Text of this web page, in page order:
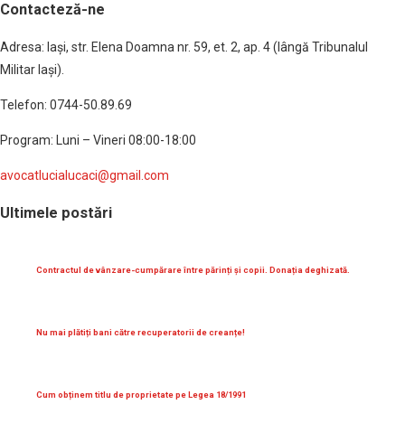
Contacteză-ne
Adresa: Iaşi, str. Elena Doamna nr. 59, et. 2, ap. 4 (lângă Tribunalul
Militar Iaşi).
Telefon: 0744-50.89.69
Program: Luni – Vineri 08:00-18:00
avocatlucialucaci@gmail.com
Ultimele postări
Contractul de vânzare-cumpărare între părinți și copii. Donația deghizată.
Nu mai plătiți bani către recuperatorii de creanțe!
Cum obținem titlu de proprietate pe Legea 18/1991